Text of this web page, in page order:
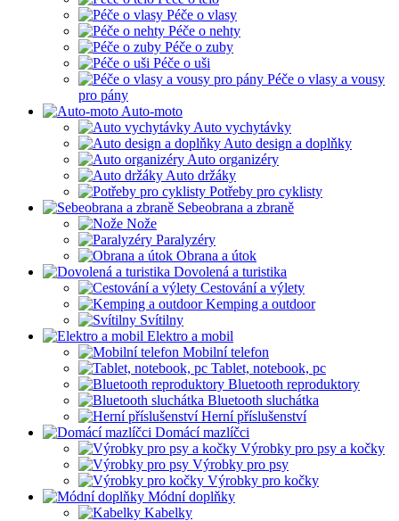
Péče o vlasy
Péče o nehty
Péče o zuby
Péče o uši
Péče o vlasy a vousy
pro pány
Auto-moto
Auto vychytávky
Auto design a doplňky
Auto organizéry
Auto držáky
Potřeby pro cyklisty
Sebeobrana a zbraně
Nože
Paralyzéry
Obrana a útok
Dovolená a turistika
Cestování a výlety
Kemping a outdoor
Svítilny
Elektro a mobil
Mobilní telefon
Tablet, notebook, pc
Bluetooth reproduktory
Bluetooth sluchátka
Herní příslušenství
Domácí mazlíčci
Výrobky pro psy a kočky
Výrobky pro psy
Výrobky pro kočky
Módní doplňky
Kabelky